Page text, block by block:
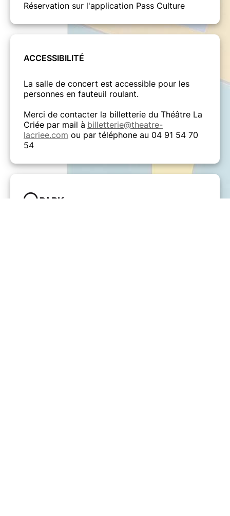
Réservation sur l'application Pass Culture
ACCESSIBILITÉ
La salle de concert est accessible pour les
personnes en fauteuil roulant.
Merci de contacter la billetterie du Théâtre La
Criée par mail à billetterie@theatre-
lacriee.com ou par téléphone au 04 91 54 70
54